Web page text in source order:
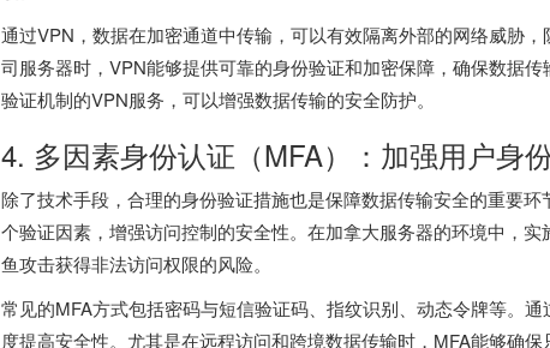
通过VPN，数据在加密通道中传输，可以有效隔离外部的网络威胁
司服务器时，VPN能够提供可靠的身份验证和加密保障，确保数据
验证机制的VPN服务，可以增强数据传输的安全防护。
4. 多因素身份认证（MFA）：加强用户身
除了技术手段，合理的身份验证措施也是保障数据传输安全的重要
个验证因素，增强访问控制的安全性。在加拿大服务器的环境中，
鱼攻击获得非法访问权限的风险。
常见的MFA方式包括密码与短信验证码、指纹识别、动态令牌等。
度提高安全性。尤其是在远程访问和跨境数据传输时，MFA能够确